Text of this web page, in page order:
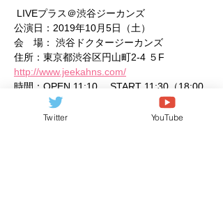
LIVEプラス＠渋谷ジーカンズ
公演日：2019年10月5日（土）
会　場： 渋谷ドクタージーカンズ
住所：東京都渋谷区円山町2-4 ５F
http://www.jeekahns.com/
時間：OPEN 11:10 　START 11:30（18:00
終演予定）
料金：前売り \1,500 当日 \2,000（1Ｄ別）
Twitter YouTube